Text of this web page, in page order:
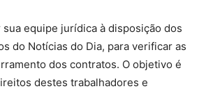
sua equipe jurídica à disposição dos
do Notícias do Dia, para verificar as
dos contratos. O objetivo é
destes trabalhadores e